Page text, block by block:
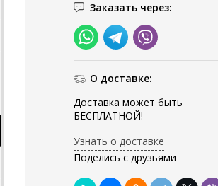
Заказать через:
О доставке:
Доставка может быть
БЕСПЛАТНОЙ!
Узнать о доставке
Поделись с друзьями